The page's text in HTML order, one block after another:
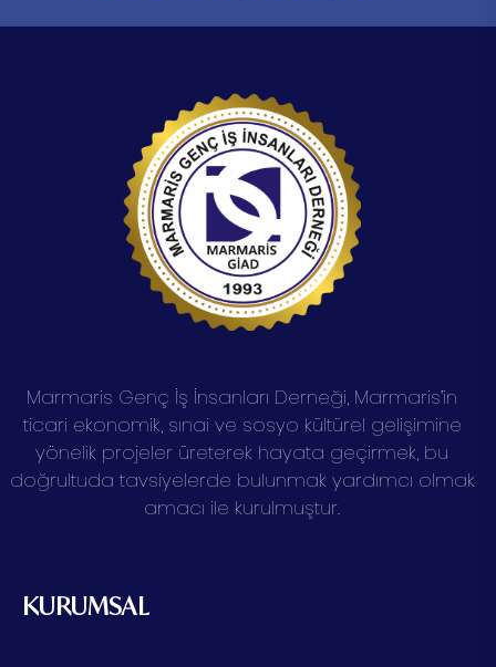
Marmaris Genç İş İnsanları Derneği, Marmaris’in
ticari ekonomik, sınai ve sosyo kültürel gelişimine
yönelik projeler üreterek hayata geçirmek, bu
doğrultuda tavsiyelerde bulunmak yardımcı olmak
amacı ile kurulmuştur.
KURUMSAL